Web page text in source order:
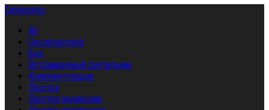
Categories
All
Uncategorized
Бра
Встраиваемый светильник
Комплектующие
Люстра
Люстра подвесная